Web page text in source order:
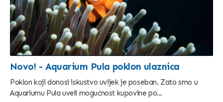
Novo! - Aquarium Pula poklon ulaznica
Poklon koji donosi iskustvo uvijek je poseban. Zato smo u
Aquariumu Pula uveli mogućnost kupovine po...